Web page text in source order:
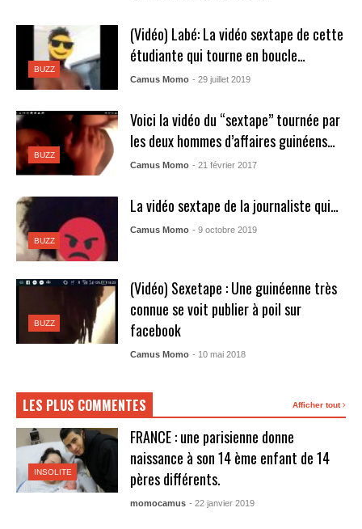
BUZZ
(Vidéo) Labé: La vidéo sextape de cette
étudiante qui tourne en boucle…
Camus Momo - 29 juillet 2019
BUZZ
Voici la vidéo du “sextape” tournée par
les deux hommes d’affaires guinéens…
Camus Momo - 21 février 2017
BUZZ
La vidéo sextape de la journaliste qui…
Camus Momo - 9 octobre 2019
BUZZ
(Vidéo) Sexetape : Une guinéenne très
connue se voit publier à poil sur
facebook
Camus Momo - 10 mai 2018
LES PLUS COMMENTES Afficher tout
INSOLITE
FRANCE : une parisienne donne
naissance à son 14 ème enfant de 14
pères différents.
momocamus - 22 janvier 2019